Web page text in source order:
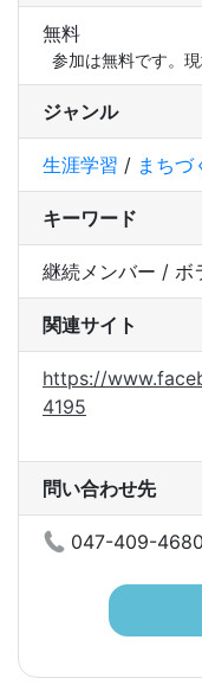
無料
参加は無料です。
ジャンル
生涯学習 / まちづ
キーワード
継続メンバー / ボ
関連サイト
https://
4195
問い合わせ先
047-409-4680